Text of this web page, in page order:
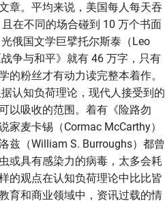
章。平均来说，美国每人每天吞
在不同的场合碰到 10 万个书面
俄国文学巨擘托尔斯泰（Leo
争与和平》就有 46 万字，只有
的粉丝才有动力读完整本着作。
认知负荷理论，现代人接受到的
以吸收的范围。着有《险路勿
家麦卡锡（Cormac McCarthy）
兹（William S. Burroughs）都曾
或具有感染力的病毒，太多会耗
的观点在认知负荷理论中比比皆
育和商业领域中，资讯过载的情